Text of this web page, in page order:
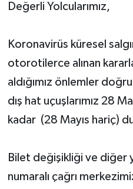
Değerli Yolcularımız,
Koronavirüs küresel
otorotilerce alınan
aldığımız önlemler
dış hat uçuşlarımız 28
kadar (28 Mayıs hariç)
Bilet değişikliği ve diğer
numaralı çağrı